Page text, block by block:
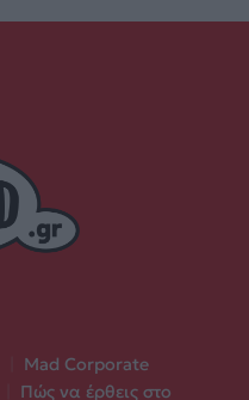
Mad Corporate
Πώς να έρθεις στο